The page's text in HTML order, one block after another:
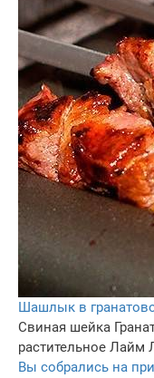
Шашлык в
Свиная шейка
растительное Лайм
Вы собрались на